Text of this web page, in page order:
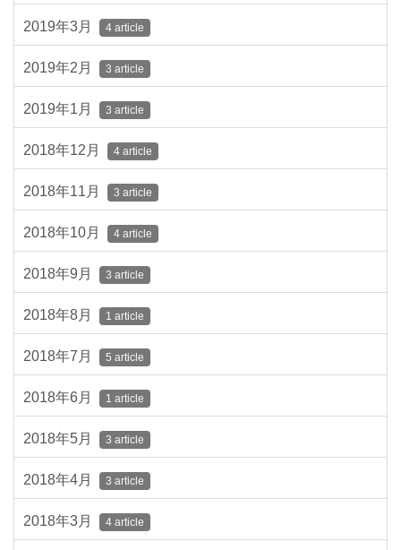
2019年3月 4 article
2019年2月 3 article
2019年1月 3 article
2018年12月 4 article
2018年11月 3 article
2018年10月 4 article
2018年9月 3 article
2018年8月 1 article
2018年7月 5 article
2018年6月 1 article
2018年5月 3 article
2018年4月 3 article
2018年3月 4 article